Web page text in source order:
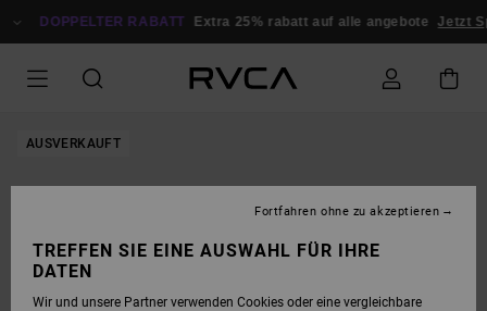
ZUR
DOPPELTER RABATT Extra 25% rabatt auf alle angebote Jetzt
AUSVERKAUFT
TREFFEN SIE EINE AUSWAHL FÜR IHRE
DATEN
Wir und unsere Partner verwenden Cookies oder eine vergleichbare
Fortfahren ohne zu akzeptieren